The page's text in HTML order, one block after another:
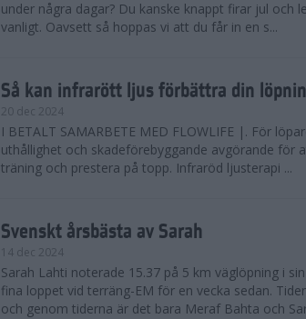
under några dagar? Du kanske knappt firar jul och
vanligt. Oavsett så hoppas vi att du får in en s...
Så kan infrarött ljus förbättra din
20 dec 2024
I BETALT SAMARBETE MED FLOWLIFE |. För
uthållighet och skadeförebyggande avgörande för
träning och prestera på topp. Infraröd ljusterapi ...
Svenskt årsbästa av Sarah
14 dec 2024
Sarah Lahti noterade 15.37 på 5 km väglöpning i
fina loppet vid terräng-EM för en vecka sedan.
och genom tiderna är det bara Meraf Bahta och